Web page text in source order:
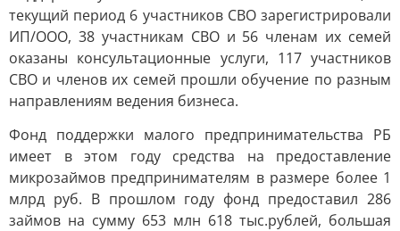
текущий период 6 участников СВО зарегистрировали
ИП/ООО, 38 участникам СВО и 56 членам их семей
оказаны консультационные услуги, 117 участников
СВО и членов их семей прошли обучение по разным
направлениям ведения бизнеса.
Фонд поддержки малого предпринимательства РБ
имеет в этом году средства на предоставление
микрозаймов предпринимателям в размере более 1
млрд руб. В прошлом году фонд предоставил 286
займов на сумму 653 млн 618 тыс.рублей, большая